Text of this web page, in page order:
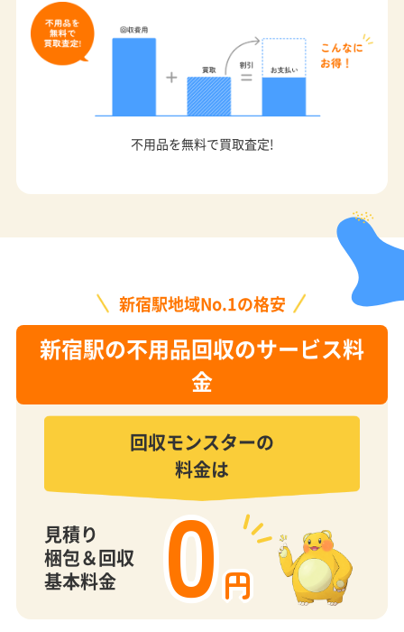
不用品を無料で買取査定!
新宿駅地域No.1の格安
新宿駅の不用品回収のサービス料
金
回収モンスターの
料金は
見積り
梱包＆回収
基本料金
0円